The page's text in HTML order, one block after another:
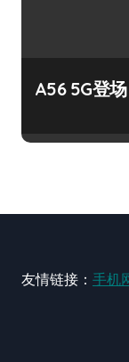
A56 5G登
友情链接： 手机